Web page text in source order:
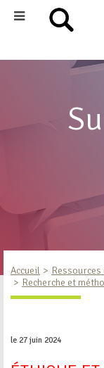
Accueil
Recherche et
le 27 juin 2024